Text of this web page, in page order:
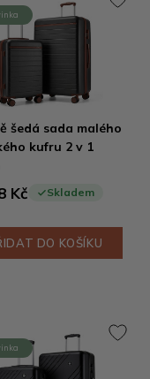
šedá sada malého
kufru 2 v 1
Kč Skladem
DO KOŠÍKU